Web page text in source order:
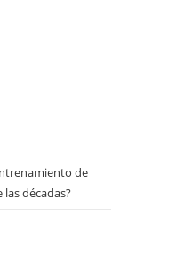
de
décadas?